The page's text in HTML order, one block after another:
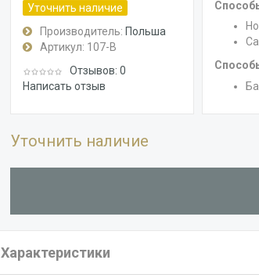
Уточнить наличие
Производитель: Польша
Артикул: 107-В
Отзывов: 0
Написать отзыв
Уточнить наличие
Характеристики